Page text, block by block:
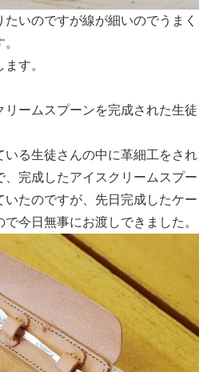
いのですが線が細いのでうまく
す。
ームスプーンを完成された生徒
いる生徒さんの中に革細工をされ
、完成したアイスクリームスプー
いたのですが、先日完成したケー
今日無事にお渡しできました。